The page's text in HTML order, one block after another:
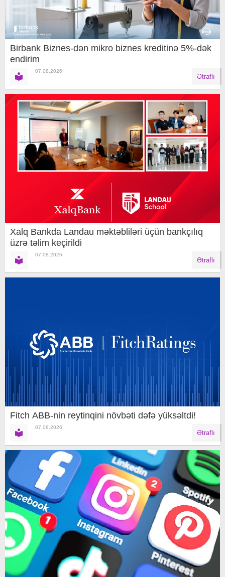
Birbank Biznes-dən mikro biznes kreditinə 5%-dək
endirim
07.08.2026
Ətraflı
Xalq Bankda Landau məktəbliləri üçün bankçılıq
üzrə təlim keçirildi
07.08.2026
Ətraflı
Fitch ABB-nin reytinqini növbəti dəfə yüksəltdi!
07.08.2026
Ətraflı